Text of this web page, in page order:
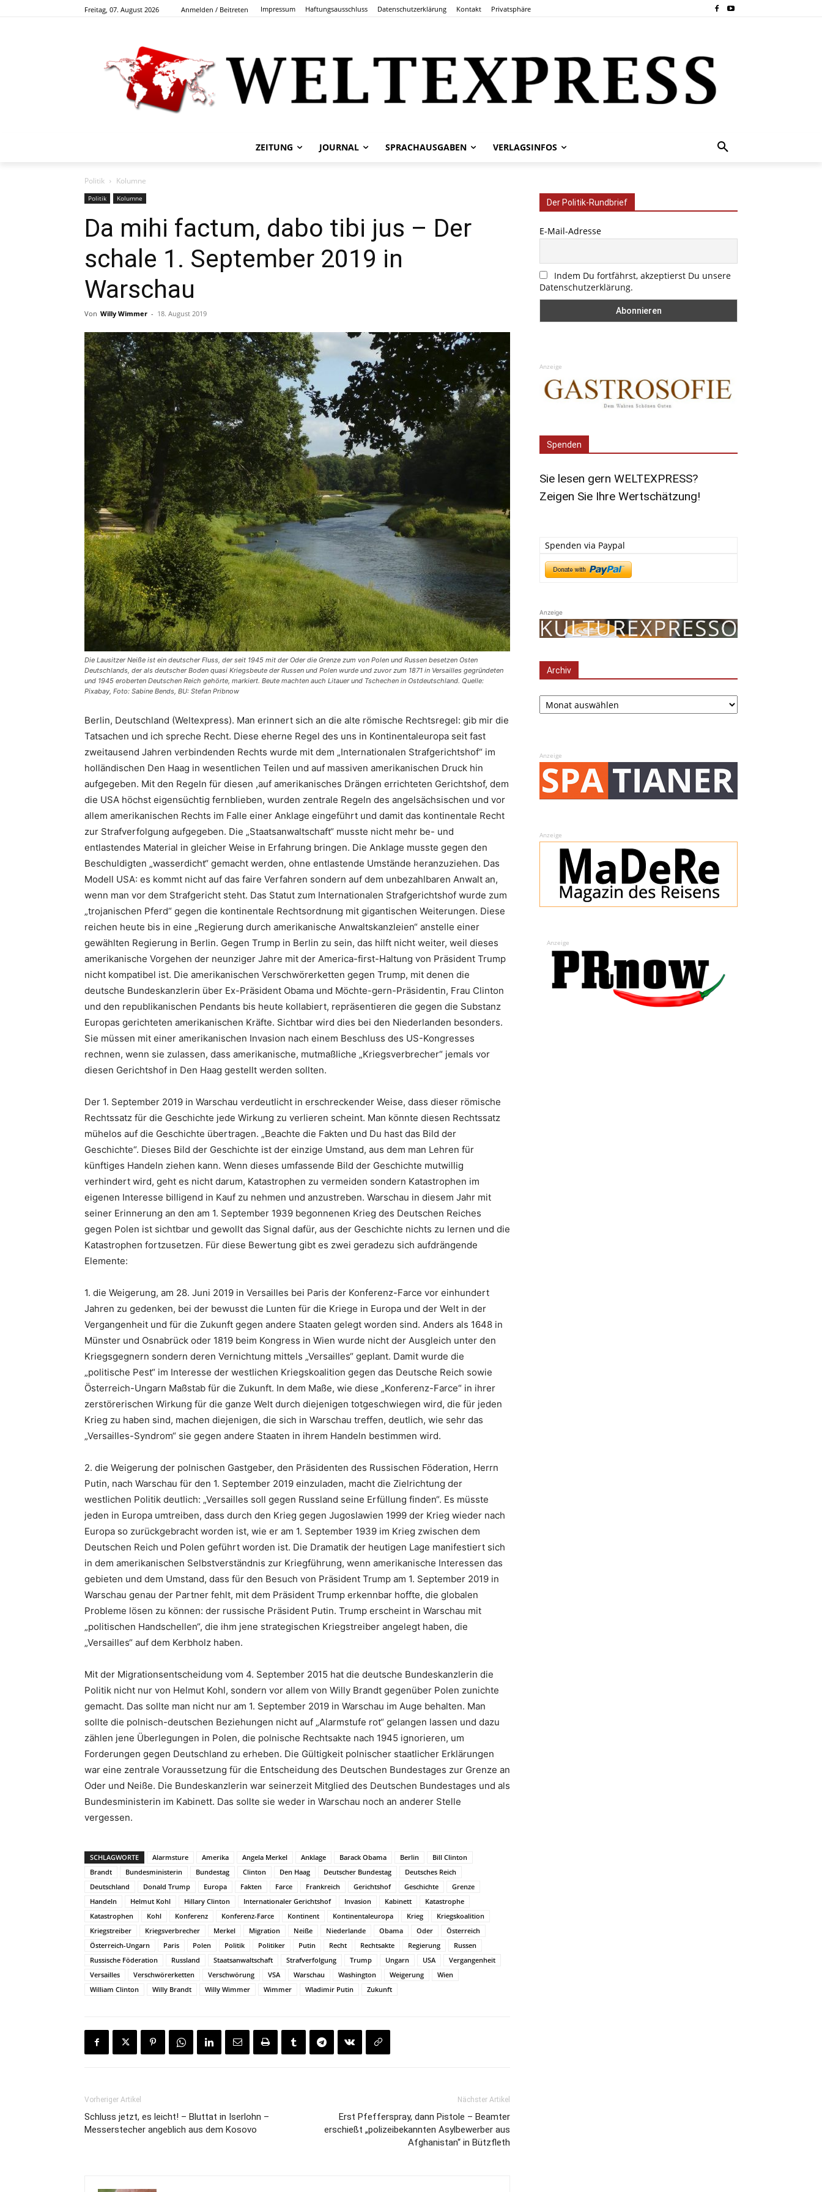
Freitag, 07. August 2026 Anmelden / Beitreten Impressum Haftungsausschluss Datenschutzerklärung Kontakt Privatsphäre
ZEITUNG JOURNAL SPRACHAUSGABEN VERLAGSINFOS
Politik Kolumne
Politik Kolumne
Da mihi factum, dabo tibi jus – Der
schale 1. September 2019 in
Warschau
Von Willy Wimmer - 18. August 2019
Die Lausitzer Neiße ist ein deutscher Fluss, der seit 1945 mit der Oder die Grenze zum von Polen und Russen besetzen Osten
Deutschlands, der als deutscher Boden quasi Kriegsbeute der Russen und Polen wurde und zuvor zum 1871 in Versailles gegründeten
und 1945 eroberten Deutschen Reich gehörte, markiert. Beute machten auch Litauer und Tschechen in Ostdeutschland. Quelle:
Pixabay, Foto: Sabine Bends, BU: Stefan Pribnow
Berlin, Deutschland (Weltexpress). Man erinnert sich an die alte römische Rechtsregel: gib mir die
Tatsachen und ich spreche Recht. Diese eherne Regel des uns in Kontinentaleuropa seit fast
zweitausend Jahren verbindenden Rechts wurde mit dem „Internationalen Strafgerichtshof“ im
holländischen Den Haag in wesentlichen Teilen und auf massiven amerikanischen Druck hin
aufgegeben. Mit den Regeln für diesen ,auf amerikanisches Drängen errichteten Gerichtshof, dem
die USA höchst eigensüchtig fernblieben, wurden zentrale Regeln des angelsächsischen und vor
allem amerikanischen Rechts im Falle einer Anklage eingeführt und damit das kontinentale Recht
zur Strafverfolgung aufgegeben. Die „Staatsanwaltschaft“ musste nicht mehr be- und
entlastendes Material in gleicher Weise in Erfahrung bringen. Die Anklage musste gegen den
Beschuldigten „wasserdicht“ gemacht werden, ohne entlastende Umstände heranzuziehen. Das
Modell USA: es kommt nicht auf das faire Verfahren sondern auf dem unbezahlbaren Anwalt an,
wenn man vor dem Strafgericht steht. Das Statut zum Internationalen Strafgerichtshof wurde zum
„trojanischen Pferd“ gegen die kontinentale Rechtsordnung mit gigantischen Weiterungen. Diese
reichen heute bis in eine „Regierung durch amerikanische Anwaltskanzleien“ anstelle einer
gewählten Regierung in Berlin. Gegen Trump in Berlin zu sein, das hilft nicht weiter, weil dieses
amerikanische Vorgehen der neunziger Jahre mit der America-first-Haltung von Präsident Trump
nicht kompatibel ist. Die amerikanischen Verschwörerketten gegen Trump, mit denen die
deutsche Bundeskanzlerin über Ex-Präsident Obama und Möchte-gern-Präsidentin, Frau Clinton
und den republikanischen Pendants bis heute kollabiert, repräsentieren die gegen die Substanz
Europas gerichteten amerikanischen Kräfte. Sichtbar wird dies bei den Niederlanden besonders.
Sie müssen mit einer amerikanischen Invasion nach einem Beschluss des US-Kongresses
rechnen, wenn sie zulassen, dass amerikanische, mutmaßliche „Kriegsverbrecher“ jemals vor
diesen Gerichtshof in Den Haag gestellt werden sollten.
Der 1. September 2019 in Warschau verdeutlicht in erschreckender Weise, dass dieser römische
Rechtssatz für die Geschichte jede Wirkung zu verlieren scheint. Man könnte diesen Rechtssatz
mühelos auf die Geschichte übertragen. „Beachte die Fakten und Du hast das Bild der
Geschichte“. Dieses Bild der Geschichte ist der einzige Umstand, aus dem man Lehren für
künftiges Handeln ziehen kann. Wenn dieses umfassende Bild der Geschichte mutwillig
verhindert wird, geht es nicht darum, Katastrophen zu vermeiden sondern Katastrophen im
eigenen Interesse billigend in Kauf zu nehmen und anzustreben. Warschau in diesem Jahr mit
seiner Erinnerung an den am 1. September 1939 begonnenen Krieg des Deutschen Reiches
gegen Polen ist sichtbar und gewollt das Signal dafür, aus der Geschichte nichts zu lernen und die
Katastrophen fortzusetzen. Für diese Bewertung gibt es zwei geradezu sich aufdrängende
Elemente:
1. die Weigerung, am 28. Juni 2019 in Versailles bei Paris der Konferenz-Farce vor einhundert
Jahren zu gedenken, bei der bewusst die Lunten für die Kriege in Europa und der Welt in der
Vergangenheit und für die Zukunft gegen andere Staaten gelegt worden sind. Anders als 1648 in
Münster und Osnabrück oder 1819 beim Kongress in Wien wurde nicht der Ausgleich unter den
Kriegsgegnern sondern deren Vernichtung mittels „Versailles“ geplant. Damit wurde die
„politische Pest“ im Interesse der westlichen Kriegskoalition gegen das Deutsche Reich sowie
Österreich-Ungarn Maßstab für die Zukunft. In dem Maße, wie diese „Konferenz-Farce“ in ihrer
zerstörerischen Wirkung für die ganze Welt durch diejenigen totgeschwiegen wird, die für jeden
Krieg zu haben sind, machen diejenigen, die sich in Warschau treffen, deutlich, wie sehr das
„Versailles-Syndrom“ sie gegen andere Staaten in ihrem Handeln bestimmen wird.
2. die Weigerung der polnischen Gastgeber, den Präsidenten des Russischen Föderation, Herrn
Putin, nach Warschau für den 1. September 2019 einzuladen, macht die Zielrichtung der
westlichen Politik deutlich: „Versailles soll gegen Russland seine Erfüllung finden“. Es müsste
jeden in Europa umtreiben, dass durch den Krieg gegen Jugoslawien 1999 der Krieg wieder nach
Europa so zurückgebracht worden ist, wie er am 1. September 1939 im Krieg zwischen dem
Deutschen Reich und Polen geführt worden ist. Die Dramatik der heutigen Lage manifestiert sich
in dem amerikanischen Selbstverständnis zur Kriegführung, wenn amerikanische Interessen das
gebieten und dem Umstand, dass für den Besuch von Präsident Trump am 1. September 2019 in
Warschau genau der Partner fehlt, mit dem Präsident Trump erkennbar hoffte, die globalen
Probleme lösen zu können: der russische Präsident Putin. Trump erscheint in Warschau mit
„politischen Handschellen“, die ihm jene strategischen Kriegstreiber angelegt haben, die
„Versailles“ auf dem Kerbholz haben.
Mit der Migrationsentscheidung vom 4. September 2015 hat die deutsche Bundeskanzlerin die
Politik nicht nur von Helmut Kohl, sondern vor allem von Willy Brandt gegenüber Polen zunichte
gemacht. Das sollte man nicht nur am 1. September 2019 in Warschau im Auge behalten. Man
sollte die polnisch-deutschen Beziehungen nicht auf „Alarmstufe rot“ gelangen lassen und dazu
zählen jene Überlegungen in Polen, die polnische Rechtsakte nach 1945 ignorieren, um
Forderungen gegen Deutschland zu erheben. Die Gültigkeit polnischer staatlicher Erklärungen
war eine zentrale Voraussetzung für die Entscheidung des Deutschen Bundestages zur Grenze an
Oder und Neiße. Die Bundeskanzlerin war seinerzeit Mitglied des Deutschen Bundestages und als
Bundesministerin im Kabinett. Das sollte sie weder in Warschau noch an anderer Stelle
vergessen.
SCHLAGWORTE Alarmsture Amerika Angela Merkel Anklage Barack Obama Berlin
Bill Clinton
Brandt
Bundesministerin Bundestag Clinton Den Haag Deutscher Bundestag
Deutsches Reich
Deutschland
Donald Trump Europa Fakten Farce Frankreich Gerichtshof Geschichte
Grenze
Handeln
Helmut Kohl Hillary Clinton Internationaler Gerichtshof Invasion Kabinett
Katastrophe
Katastrophen
Kohl Konferenz Konferenz-Farce Kontinent Kontinentaleuropa Krieg
Kriegskoalition
Kriegstreiber
Kriegsverbrecher Merkel Migration Neiße Niederlande Obama Oder
Österreich
Österreich-Ungarn
Paris Polen Politik Politiker Putin Recht Rechtsakte Regierung
Russen
Russische Föderation
Russland Staatsanwaltschaft Strafverfolgung Trump Ungarn USA
Vergangenheit
Versailles
Verschwörerketten Verschwörung VSA Warschau Washington Weigerung
Wien
William Clinton
Willy Brandt Willy Wimmer Wimmer Wladimir Putin Zukunft
Vorheriger Artikel
Schluss jetzt, es leicht! – Bluttat in Iserlohn –
Messerstecher angeblich aus dem Kosovo
Nächster Artikel
Erst Pfefferspray, dann Pistole – Beamter
erschießt „polizeibekannten Asylbewerber aus
Afghanistan“ in Bützfleth
Der Politik-Rundbrief
E-Mail-Adresse
Indem Du fortfährst, akzeptierst Du unsere
Datenschutzerklärung.
Anzeige
Spenden
Sie lesen gern WELTEXPRESS?
Zeigen Sie Ihre Wertschätzung!
Spenden via Paypal
Anzeige
Archiv
Archiv
Anzeige
Anzeige
Anzeige